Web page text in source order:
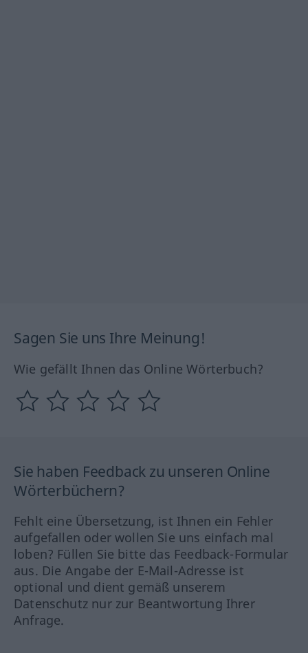
Sagen Sie uns Ihre Meinung!
Wie gefällt Ihnen das Online Wörterbuch?
Sie haben Feedback zu unseren Online
Wörterbüchern?
Fehlt eine Übersetzung, ist Ihnen ein Fehler
aufgefallen oder wollen Sie uns einfach mal
loben? Füllen Sie bitte das Feedback-Formular
aus. Die Angabe der E-Mail-Adresse ist
optional und dient gemäß unserem
Datenschutz nur zur Beantwortung Ihrer
Anfrage.